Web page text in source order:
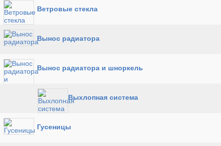
Ветровые стекла
Вынос радиатора
Вынос радиатора и шноркель
Выхлопная система
Гусеницы